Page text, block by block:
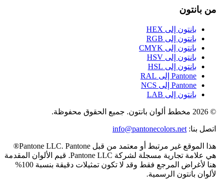
من بانتون
بانتون إلى HEX
بانتون إلى RGB
بانتون إلى CMYK
بانتون إلى HSV
بانتون إلى HSL
Pantone إلى RAL
Pantone إلى NCS
بانتون إلى LAB
© 2026 مخطط ألوان بانتون. جميع الحقوق محفوظة.
اتصل بنا:
info@pantonecolors.net
هذا الموقع غير مرتبط أو معتمد من قبل Pantone LLC. Pantone®
هي علامة تجارية مسجلة لشركة Pantone LLC. قيم الألوان المقدمة
هنا لأغراض المرجع فقط وقد لا تكون تمثيلات دقيقة بنسبة 100%
لألوان بانتون الرسمية.